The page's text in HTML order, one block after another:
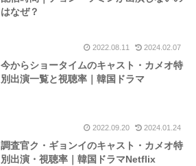
はなぜ？
2022.08.11 2024.02.07
今からショータイムのキャスト・カメオ特
別出演一覧と視聴率｜韓国ドラマ
2022.09.20 2024.01.24
調査官ク・ギョンイのキャスト・カメオ特
別出演・視聴率｜韓国ドラマNetflix